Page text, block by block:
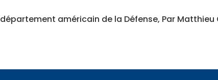
département américain de la Défense, Par Matthieu